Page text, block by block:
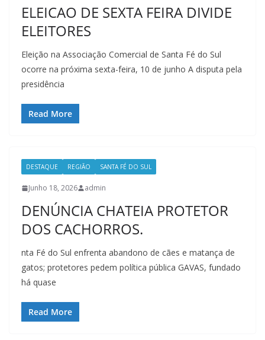
ELEICAO DE SEXTA FEIRA DIVIDE
ELEITORES
Eleição na Associação Comercial de Santa Fé do Sul
ocorre na próxima sexta-feira, 10 de junho A disputa pela
presidência
Read More
DESTAQUE REGIÃO SANTA FÉ DO SUL
Junho 18, 2026 admin
DENÚNCIA CHATEIA PROTETOR
DOS CACHORROS.
nta Fé do Sul enfrenta abandono de cães e matança de
gatos; protetores pedem política pública GAVAS, fundado
há quase
Read More